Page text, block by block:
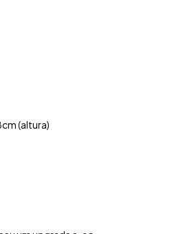
(altura)